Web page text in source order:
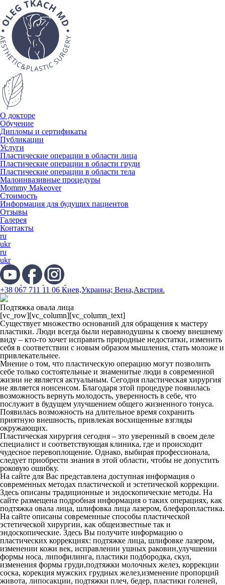
О докторе
Обучение
Дипломы и сертификаты
Публикации
Услуги
Пластические операции в области лица
Пластические операции в области груди
Пластические операции в области тела
Малоинвазивные процедуры
Mommy Makeover
Стоимость
Информация для будущих пациентов
Отзывы
Галерея
Контакты
ru
ukr
ru
ukr
+38 067 711 11 06 Киев,Украина; Вена,Австрия.
Подтяжка овала лица
[vc_row][vc_column][vc_column_text]
Существует множество оснований для обращения к мастеру
пластики. Люди всегда были неравнодушны к своему внешнему
виду – кто-то хочет исправить природные недостатки, изменить
себя в соответствии с новым образом мышления, стать моложе и
привлекательнее.
Мнение о том, что пластическую операцию могут позволить
себе только состоятельные и знаменитые люди в современной
жизни не является актуальным. Сегодня пластическая хирургия
не является нонсенсом. Благодаря этой процедуре появилась
возможность вернуть молодость, уверенность в себе, что
послужит в будущем улучшением общего жизненного тонуса.
Появилась возможность на длительное время сохранить
приятную внешность, привлекая восхищенные взгляды
окружающих.
Пластическая хирургия сегодня – это уверенный в своем деле
специалист и соответствующая клиника, где и происходит
чудесное перевоплощение. Однако, выбирая профессионала,
следует приобрести знания в этой области, чтобы не допустить
роковую ошибку.
На сайте для Вас представлена доступная информация о
современных методах пластической и эстетической коррекции.
Здесь описаны традиционные и эндоскопические методы. На
сайте размещена подробная информация о таких операциях, как
подтяжка овала лица, шлифовка лица лазером, блефаропластика.
На сайте описаны современные способы пластической
эстетической хирургии, как общеизвестные так и
эндоскопические. Здесь Вы получите информацию о
пластических коррекциях: подтяжке лица, шлифовке лазером,
изменении кожи век, исправлении ушных раковин,улучшении
формы носа, липофилинга, пластики подбородка, скул,
изменения формы груди,подтяжки молочных желез, коррекции
соска, корекция мужских грудных желез,изменение пропорций
живота, липосакции, подтяжки плеч, бедер, пластики голеней,